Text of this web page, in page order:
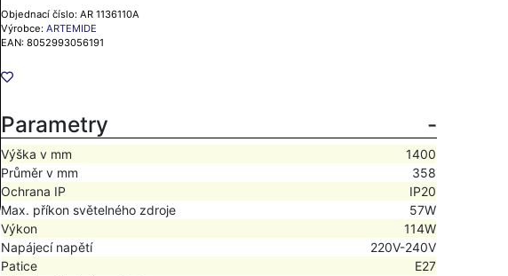
Objednací číslo: AR 1136110A
Výrobce:ARTEMIDE
EAN: 8052993056191
Parametry
Výška v mm
1400
Průměr v mm
358
Ochrana IP
IP20
Max. příkon světelného zdroje
57W
Výkon
114W
Napájecí napětí
220V-240V
Patice
E27